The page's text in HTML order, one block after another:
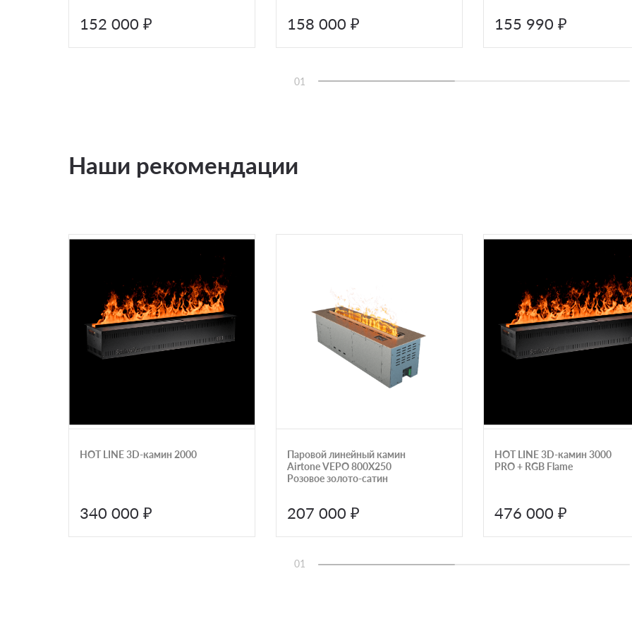
152 000 ₽ 158 000 ₽ 155 990 ₽
01
Наши рекомендации
HOT LINE 3D-камин 2000
340 000 ₽
Паровой линейный камин
Airtone VEPO 800X250
Розовое золото-сатин
207 000 ₽
HOT LINE 3D-камин 3000
PRO + RGB Flame
476 000 ₽
01